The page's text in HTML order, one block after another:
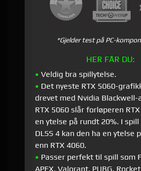
*Gjelder test på PC-
HER FÅR DU:
• Veldig bra spillytelse.
• Det nyeste RTX 5060-
drevet med Nvidia
RTX 5060 slår forløperen
en ytelse på rundt 20%. I
DLSS 4 kan den ha en ytelse
enn RTX 4060.
• Passer perfekt til spill som
APEX, Valorant, PUBG,